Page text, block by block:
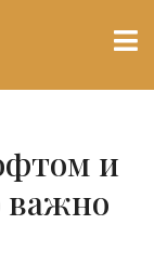
и
важно